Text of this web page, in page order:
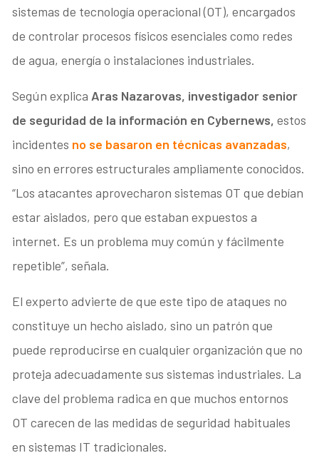
sistemas de tecnología operacional (OT), encargados
de controlar procesos físicos esenciales como redes
de agua, energía o instalaciones industriales.
Según explica Aras Nazarovas, investigador senior
de seguridad de la información en Cybernews, estos
incidentes no se basaron en técnicas avanzadas,
sino en errores estructurales ampliamente conocidos.
“Los atacantes aprovecharon sistemas OT que debían
estar aislados, pero que estaban expuestos a
internet. Es un problema muy común y fácilmente
repetible”, señala.
El experto advierte de que este tipo de ataques no
constituye un hecho aislado, sino un patrón que
puede reproducirse en cualquier organización que no
proteja adecuadamente sus sistemas industriales. La
clave del problema radica en que muchos entornos
OT carecen de las medidas de seguridad habituales
en sistemas IT tradicionales.